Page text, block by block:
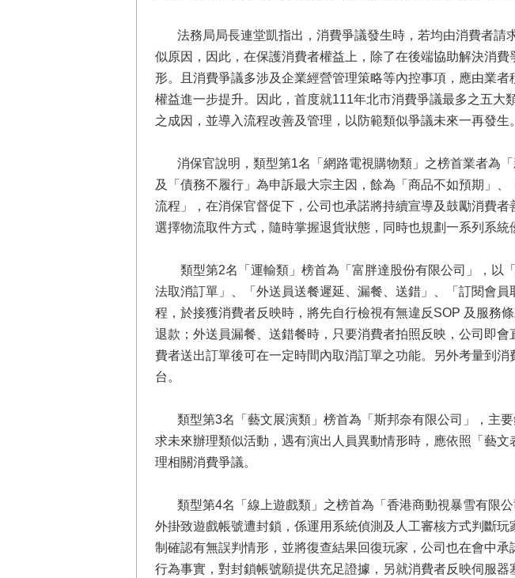
法務局局長連堂凱指出，消費爭議發生時，若均由消費者請
似原因，因此，在保護消費者權益上，除了在後端協助解決消
形。且消費爭議多涉及企業經營管理策略等內控事項，應由業
權益進一步提升。因此，首度就111年北市消費爭議最多之五
之成因，並導入流程改善及管理，以防範類似爭議未來一再發生。
消保官說明，類型第1名「網路電視購物類」之榜首業者為「
及「債務不履行」為申訴最大宗主因，餘為「商品不如預期」
流程」，在消保官督促下，公司也承諾將持續宣導及鼓勵消費
選擇物流取件方式，隨時掌握退貨狀態，同時也規劃一系列系統
類型第2名「運輸類」榜首為「富胖達股份有限公司」，以
法取消訂單」、「外送員送餐遲延、漏餐、送錯」、「訂閱會
程，於接獲消費者反映時，將先自行檢視有無違反SOP 及服務
退款；外送員漏餐、送錯餐時，只要消費者拍照反映，公司即
費者送出訂單後可在一定時間內取消訂單之功能。另外考量到
台。
類型第3名「藝文展演類」榜首為「斯邦奈有限公司」，主
求未來辦理類似活動，遇有演出人員異動情形時，應依照「藝
理相關消費爭議。
類型第4名「線上遊戲類」之榜首為「香港商動視暴雪有限公
外掛致遊戲帳號遭封鎖，係運用系統偵測及人工審核方式判斷
制確認有無誤判情形，並將復查結果回復玩家，公司也在會中
行為事實，對封鎖帳號願提供充足證據，另就消費者反映伺服器